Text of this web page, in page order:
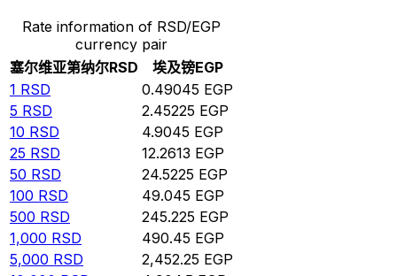
Rate information of RSD/EGP
currency pair
塞尔维亚第纳尔RSD 埃及镑EGP
1 RSD 0.49045 EGP
5 RSD 2.45225 EGP
10 RSD 4.9045 EGP
25 RSD 12.2613 EGP
50 RSD 24.5225 EGP
100 RSD 49.045 EGP
500 RSD 245.225 EGP
1,000 RSD 490.45 EGP
5,000 RSD 2,452.25 EGP